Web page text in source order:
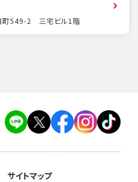
町549-2 三宅ビル1階
サイトマップ